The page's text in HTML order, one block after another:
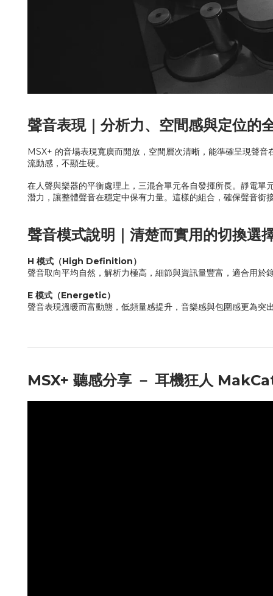
聲音表現｜分析力、空間感與定位的
MSX+ 的音場表現寬廣而開放，空間層次清晰，能準確呈現聲
流動感，不顯生硬。
在人聲與樂器的平衡處理上，三混合單元各自發揮所長。靜電
潛力，讓整體聲音在穩定中保有力量。這樣的組合，確保聲音銜
聲音模式說明｜清楚而實用的切換選
H 模式（High Definition）
聲音取向平均自然，解析力極高，細節與資訊量豐富，適合用於
E 模式（Energetic）
聲音表現溫暖而富動態，低頻量感提升，音樂感與包圍感更為突
MSX+ 聽感分享 － 耳機狂人